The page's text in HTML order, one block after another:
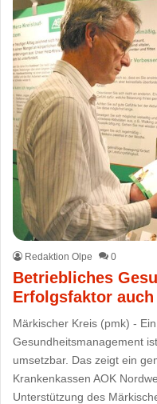
Redaktion Olpe 0
Betriebliches
Erfolgsfaktor
Märkischer Kreis (pmk) -
Gesundheitsmanagement
umsetzbar. Das zeigt ein
Krankenkassen AOK
Unterstützung des